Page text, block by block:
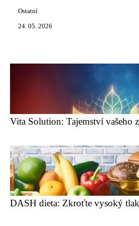
Ostatní
24. 05. 2026
Vita Solution: Tajemství vašeho
DASH dieta: Zkroťte vysoký